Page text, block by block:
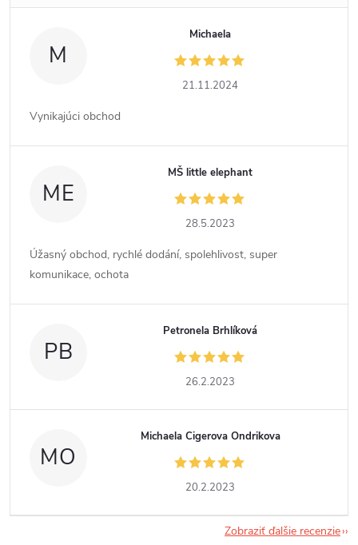
M
Michaela
21.11.2024
Vynikajúci obchod
ME
MŠ little elephant
28.5.2023
Úžasný obchod, rychlé dodání, spolehlivost, super
komunikace, ochota
PB
Petronela Brhlíková
26.2.2023
MO
Michaela Cigerova Ondrikova
20.2.2023
Zobraziť ďalšie recenzie